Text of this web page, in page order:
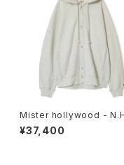
Mister hollywood -
LYWOOD × Champion
P HOODIE SWEATSHIRT
¥37,400